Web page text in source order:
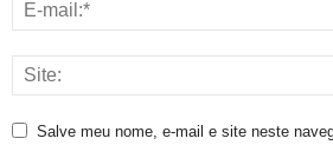
Salve meu nome, e-mail e site neste